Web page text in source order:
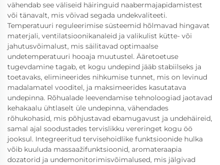
vähendab see väliseid häiringuid naabermajapidamistest
või tänavalt, mis võivad segada undekvaliteeti.
Temperatuuri reguleerimise süsteemid hõlmavad hingavat
materjali, ventilatsioonikanaleid ja valikulist kütte- või
jahutusvõimalust, mis säilitavad optimaalse
undetemperatuuri hooaja muutustel. Ääretoetuse
tugevdamine tagab, et kogu undepind jääb stabiilseks ja
toetavaks, elimineerides nihkumise tunnet, mis on levinud
madalamatel vooditel, ja maksimeerides kasutatava
undepinna. Rõhualade leevendamise tehnoloogiad jaotavad
kehakaalu ühtlaselt üle undepinna, vähendades
rõhukohasid, mis põhjustavad ebamugavust ja undehäireid,
samal ajal soodustades tervislikku vereringet kogu öö
jooksul. Integreeritud tervisehoidlike funktsioonide hulka
võib kuuluda massaažifunktsioonid, aromateraapia
dozatorid ja undemonitorimisvõimalused, mis jälgivad